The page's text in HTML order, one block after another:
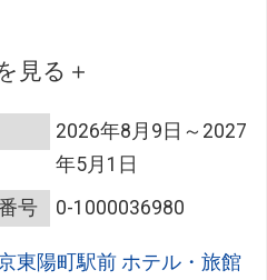
ついて＞
ているキャンセルポリシ
ンセル料 100％
ご理解頂いた上でご予約く
見る
2026年8月9日～2027
年5月1日
号
0-1000036980
東陽町駅前 ホテル・旅館